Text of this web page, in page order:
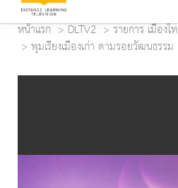
หน้าแรก DLTV2
รายการ เมือง
พุมเรียงเมืองเก่า ตามรอยวัฒนธรร